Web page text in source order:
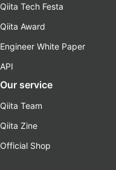
Qiita Tech Festa
Qiita Award
Engineer White Paper
API
Our service
Qiita Team
Qiita Zine
Official Shop